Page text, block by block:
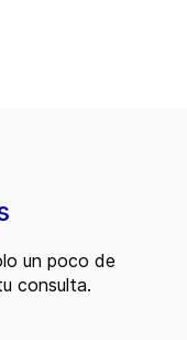
un poco de
consulta.